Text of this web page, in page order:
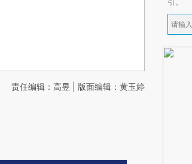
责任编辑：高昱 | 版面编辑：黄玉婷